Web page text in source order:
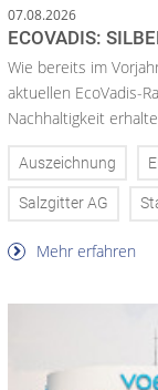
07.08.2026
ECOVADIS:
Wie bereits im
aktuellen EcoVadis-
Nachhaltigkeit
Auszeichnung
Salzgitter AG
Mehr erfahren